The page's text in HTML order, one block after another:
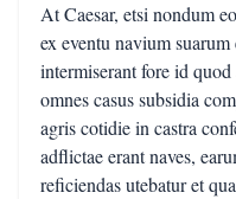
At Caesar, etsi nondum
ex eventu navium
intermiserant fore id
omnes casus subsidia
agris cotidie in castra
adflictae erant naves,
reficiendas utebatur et